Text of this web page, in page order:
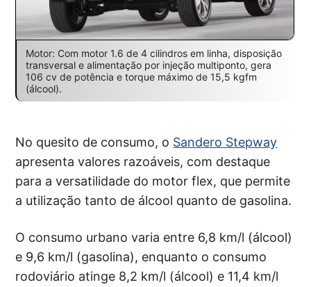
Motor: Com motor 1.6 de 4 cilindros em linha, disposição
transversal e alimentação por injeção multiponto, gera
106 cv de potência e torque máximo de 15,5 kgfm
(álcool).
No quesito de consumo, o Sandero Stepway
apresenta valores razoáveis, com destaque
para a versatilidade do motor flex, que permite
a utilização tanto de álcool quanto de gasolina.
O consumo urbano varia entre 6,8 km/l (álcool)
e 9,6 km/l (gasolina), enquanto o consumo
rodoviário atinge 8,2 km/l (álcool) e 11,4 km/l